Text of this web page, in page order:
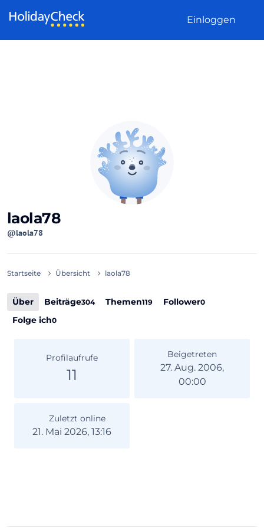
Einloggen
laola78
@laola78
Startseite Übersicht laola78
Über Beiträge304 Themen119 Follower0
Folge ich0
Profilaufrufe
11
Beigetreten
27. Aug. 2006,
00:00
Zuletzt online
21. Mai 2026, 13:16